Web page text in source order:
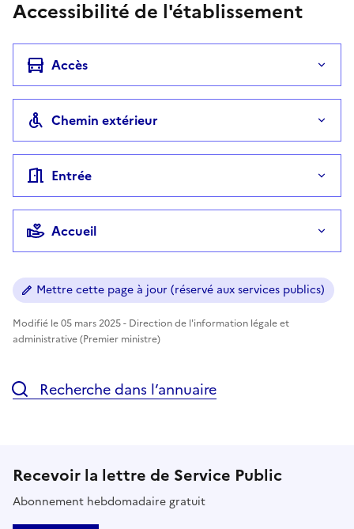
Accessibilité de l'établissement
Accès
Chemin extérieur
Entrée
Accueil
Mettre cette page à jour (réservé aux services publics)
Modifié le 05 mars 2025 - Direction de l'information légale et
administrative (Premier ministre)
Recherche dans l’annuaire
Recevoir la lettre de Service Public
Abonnement hebdomadaire gratuit